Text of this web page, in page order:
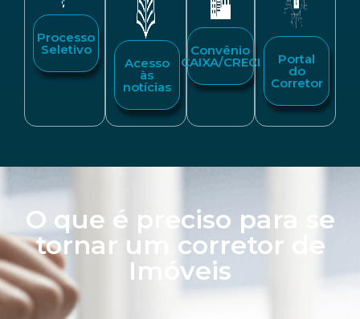
Processo
Seletivo
Acesso
às
notícias
Convênio
CAIXA/CRECI Portal
do
Corretor
O que é preciso para se
tornar um corretor de
Imóveis